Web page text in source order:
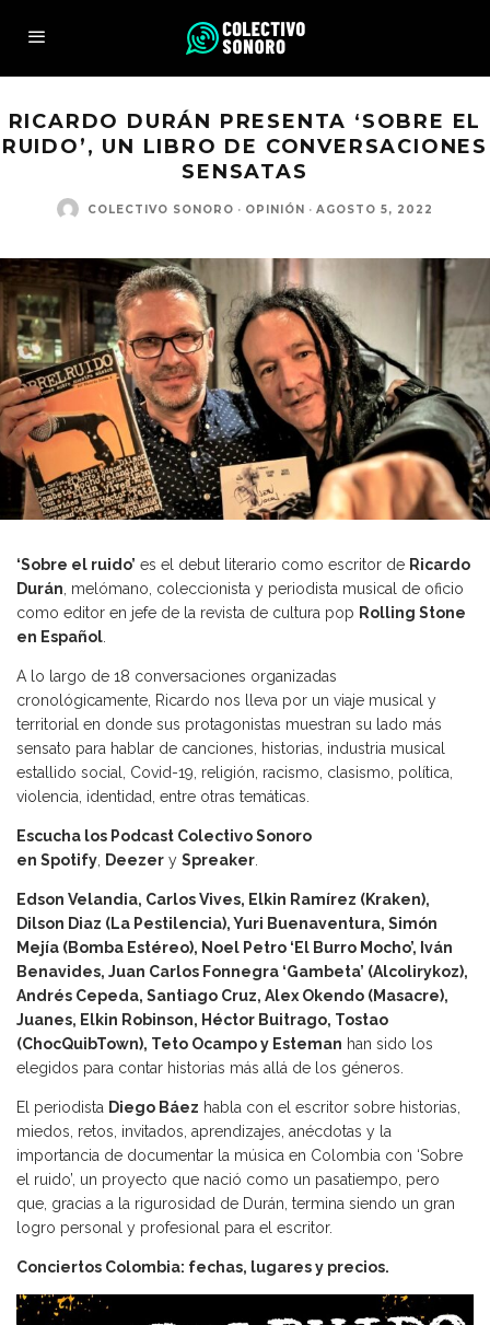
RICARDO DURÁN PRESENTA ‘SOBRE EL
RUIDO’, UN LIBRO DE CONVERSACIONES
SENSATAS
COLECTIVO SONORO · OPINIÓN · AGOSTO 5, 2022
‘Sobre el ruido’ es el debut literario como escritor de Ricardo
Durán , melómano, coleccionista y periodista musical de oficio
como editor en jefe de la revista de cultura pop Rolling Stone
en Español
A lo largo de 18 conversaciones organizadas
cronológicamente, Ricardo nos lleva por un viaje musical y
territorial en donde sus protagonistas muestran su lado más
sensato para hablar de canciones, historias, industria musical
estallido social, Covid-19, religión, racismo, clasismo, política,
violencia, identidad, entre otras temáticas.
Escucha los Podcast Colectivo Sonoro
en Spotify Deezer y Spreaker
Edson Velandia, Carlos Vives, Elkin Ramírez (Kraken),
Dilson Diaz (La Pestilencia), Yuri Buenaventura, Simón
Mejía (Bomba Estéreo), Noel Petro ‘El Burro Mocho’, Iván
Benavides, Juan Carlos Fonnegra ‘Gambeta’ (Alcolirykoz),
Andrés Cepeda, Santiago Cruz, Alex Okendo (Masacre),
Juanes, Elkin Robinson, Héctor Buitrago, Tostao
(ChocQuibTown), Teto Ocampo y Esteman han sido los
elegidos para contar historias más allá de los géneros.
El periodista Diego Báez habla con el escritor sobre historias,
miedos, retos, invitados, aprendizajes, anécdotas y la
importancia de documentar la música en Colombia con ‘Sobre
el ruido’, un proyecto que nació como un pasatiempo, pero
que, gracias a la rigurosidad de Durán, termina siendo un gran
logro personal y profesional para el escritor.
Conciertos Colombia: fechas, lugares y precios.